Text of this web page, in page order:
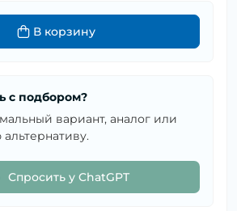
В корзину
с подбором?
вариант, аналог или
Спросить у ChatGPT